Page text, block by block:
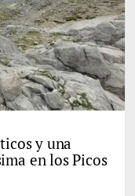
y una
en los Picos